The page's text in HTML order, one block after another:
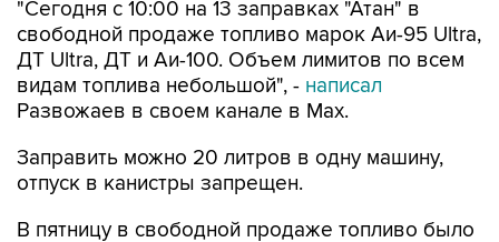
ДТ Ultra, ДТ и Аи-100. Объем лимитов по всем
видам топлива небольшой", - написал
Развожаев в своем канале в Max.
Заправить можно 20 литров в одну машину,
В пятницу в свободной продаже топливо было